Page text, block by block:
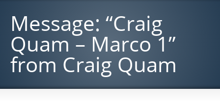
Message: “Craig
Quam – Marco 1”
from Craig Quam